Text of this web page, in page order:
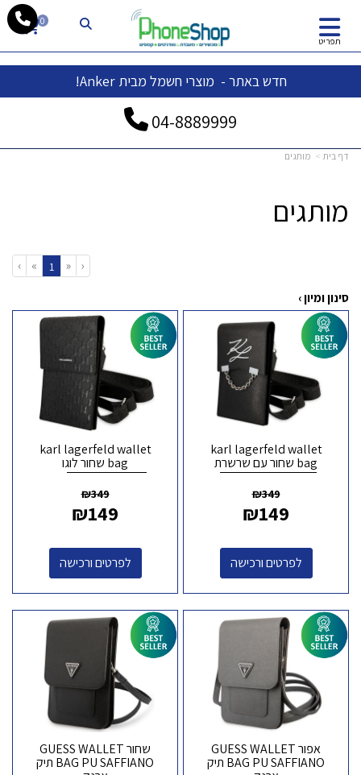
תפריט
0
חדש באתר - מוצרי חשמל מבית Anker!
04-8889999
דף בית מותגים
מותגים
‹
«
1
»
›
סינון ומיון ›
karl lagerfeld wallet
bag שחור עם שרשרת
₪349
₪149
לפרטים ורכישה
karl lagerfeld wallet
bag שחור לוגו
₪349
₪149
לפרטים ורכישה
אפור GUESS WALLET
BAG PU SAFFIANO תיק
שחור GUESS WALLET
BAG PU SAFFIANO תיק